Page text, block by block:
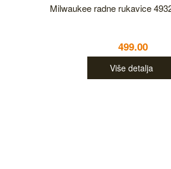
Milwaukee radne rukavice
499.00
Više detalja